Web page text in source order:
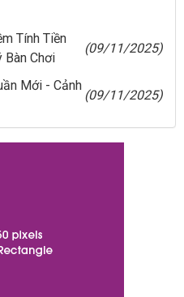
Tính Tiền
Bàn Chơi
(09/11/2025)
Mới - Cảnh
(09/11/2025)